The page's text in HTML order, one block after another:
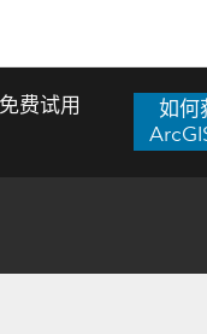
数字孪生体
免费试用
如何